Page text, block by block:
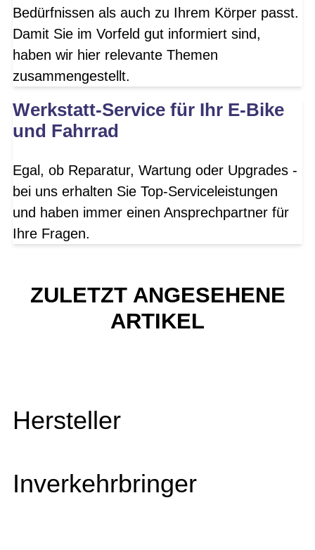
Bedürfnissen als auch zu Ihrem Körper passt.
Damit Sie im Vorfeld gut informiert sind,
haben wir hier relevante Themen
zusammengestellt.
Werkstatt-Service für Ihr E-Bike
und Fahrrad
Egal, ob Reparatur, Wartung oder Upgrades -
bei uns erhalten Sie Top-Serviceleistungen
und haben immer einen Ansprechpartner für
Ihre Fragen.
ZULETZT ANGESEHENE
ARTIKEL
Hersteller
Inverkehrbringer